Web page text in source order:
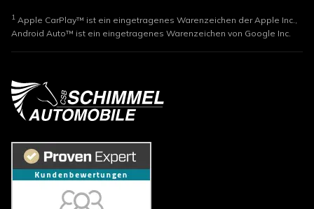
1 Apple CarPlay™ ist ein eingetragenes Warenzeichen der Apple Inc.,
Android Auto™ ist ein eingetragenes Warenzeichen von Google Inc.